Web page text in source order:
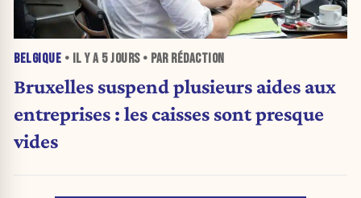
BELGIQUE • IL Y A 5 JOURS• PAR RÉDACTION
Bruxelles suspend plusieurs aides aux
entreprises : les caisses sont presque
vides